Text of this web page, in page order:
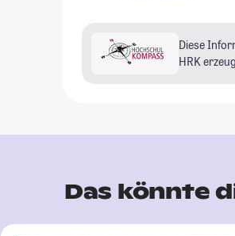
Diese
HRK
Das könnte